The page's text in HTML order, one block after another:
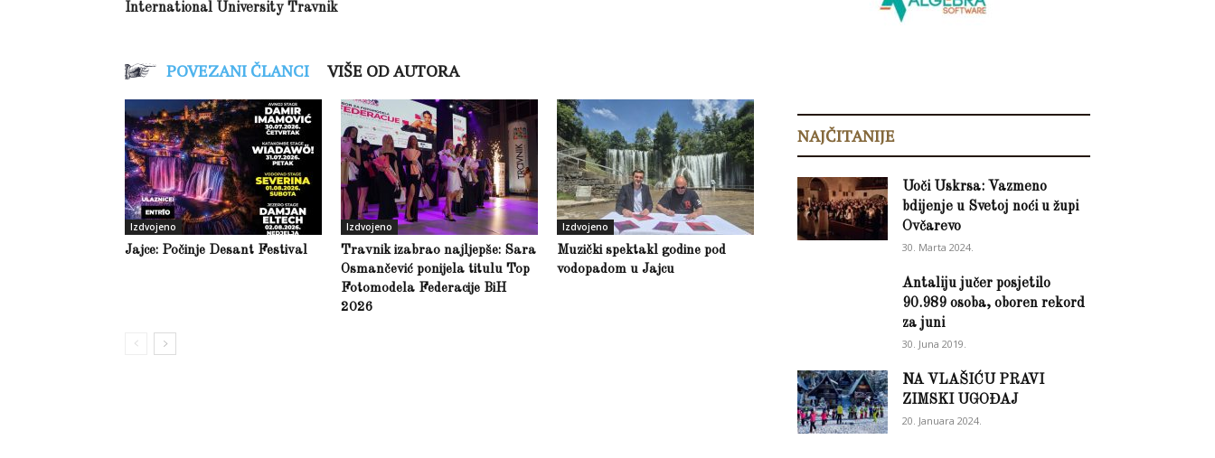
International University Travnik
POVEZANI ČLANCI VIŠE OD AUTORA
Izdvojeno
Jajce: Počinje Desant Festival
Izdvojeno
Travnik izabrao najljepše: Sara
Osmančević ponijela titulu Top
Fotomodela Federacije BiH
2026
Izdvojeno
Muzički spektakl godine pod
vodopadom u Jajcu
NAJČITANIJE
Uoči Uskrsa: Vazmeno
bdijenje u Svetoj noći u župi
Ovčarevo
30. Marta 2024.
Antaliju jučer posjetilo
90.989 osoba, oboren rekord
za juni
30. Juna 2019.
NA VLAŠIĆU PRAVI
ZIMSKI UGOĐAJ
20. Januara 2024.